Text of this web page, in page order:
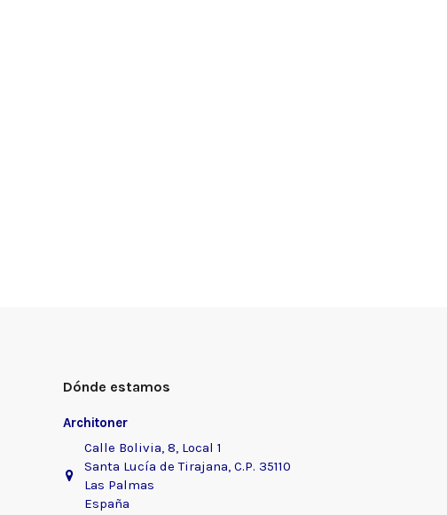
Dónde estamos
Architoner
Calle Bolivia, 8, Local 1
Santa Lucía de Tirajana, C.P. 35110
Las Palmas
España